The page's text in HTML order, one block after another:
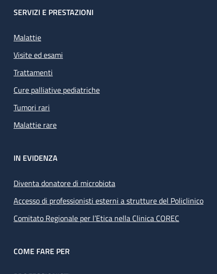
SERVIZI E PRESTAZIONI
Malattie
Visite ed esami
Trattamenti
Cure palliative pediatriche
Tumori rari
Malattie rare
IN EVIDENZA
Diventa donatore di microbiota
Accesso di professionisti esterni a strutture del Policlinico
Comitato Regionale per l’Etica nella Clinica COREC
COME FARE PER